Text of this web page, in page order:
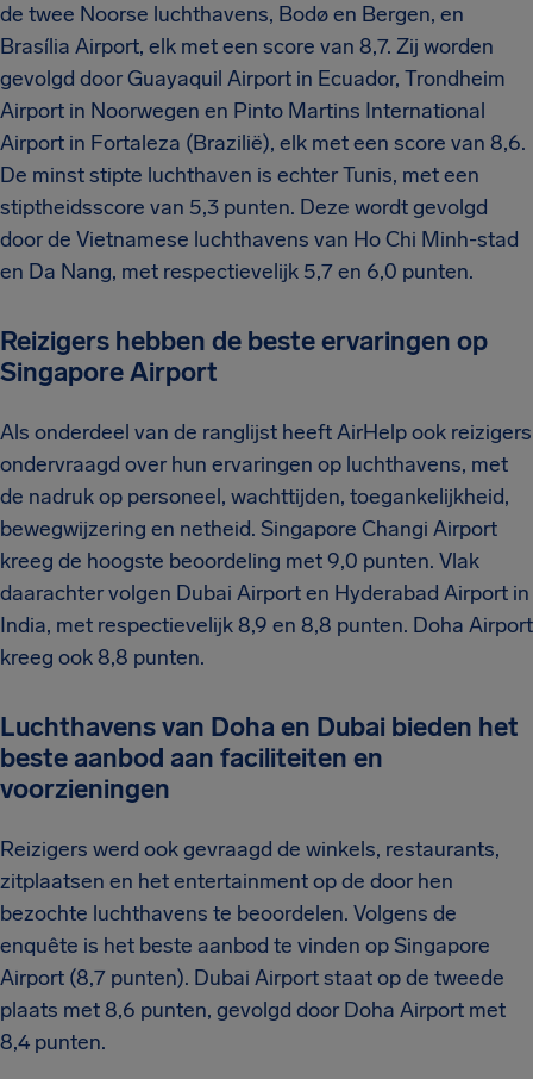
de twee Noorse luchthavens, Bodø en Bergen, en
Brasília Airport, elk met een score van 8,7. Zij worden
gevolgd door Guayaquil Airport in Ecuador, Trondheim
Airport in Noorwegen en Pinto Martins International
Airport in Fortaleza (Brazilië), elk met een score van 8,6.
De minst stipte luchthaven is echter Tunis, met een
stiptheidsscore van 5,3 punten. Deze wordt gevolgd
door de Vietnamese luchthavens van Ho Chi Minh-stad
en Da Nang, met respectievelijk 5,7 en 6,0 punten.
Reizigers hebben de beste ervaringen op
Singapore Airport
Als onderdeel van de ranglijst heeft AirHelp ook reizigers
ondervraagd over hun ervaringen op luchthavens, met
de nadruk op personeel, wachttijden, toegankelijkheid,
bewegwijzering en netheid. Singapore Changi Airport
kreeg de hoogste beoordeling met 9,0 punten. Vlak
daarachter volgen Dubai Airport en Hyderabad Airport in
India, met respectievelijk 8,9 en 8,8 punten. Doha Airport
kreeg ook 8,8 punten.
Luchthavens van Doha en Dubai bieden het
beste aanbod aan faciliteiten en
voorzieningen
Reizigers werd ook gevraagd de winkels, restaurants,
zitplaatsen en het entertainment op de door hen
bezochte luchthavens te beoordelen. Volgens de
enquête is het beste aanbod te vinden op Singapore
Airport (8,7 punten). Dubai Airport staat op de tweede
plaats met 8,6 punten, gevolgd door Doha Airport met
8,4 punten.